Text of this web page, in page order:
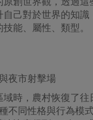
自己對於世界的知識
能、屬性、類型。
夜市射擊場
域時，農村恢復了往
不同性格與行為模